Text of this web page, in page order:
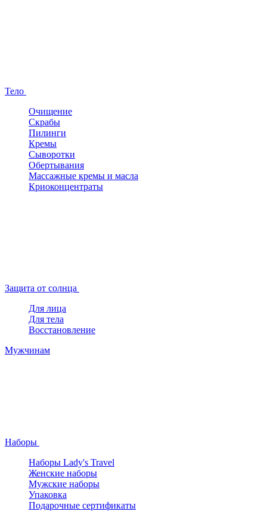
Тело
Очищение
Скрабы
Пилинги
Кремы
Сыворотки
Обертывания
Массажные кремы и масла
Криоконцентраты
Защита от солнца
Для лица
Для тела
Восстановление
Мужчинам
Наборы
Наборы Lady's Travel
Женские наборы
Мужские наборы
Упаковка
Подарочные сертификаты